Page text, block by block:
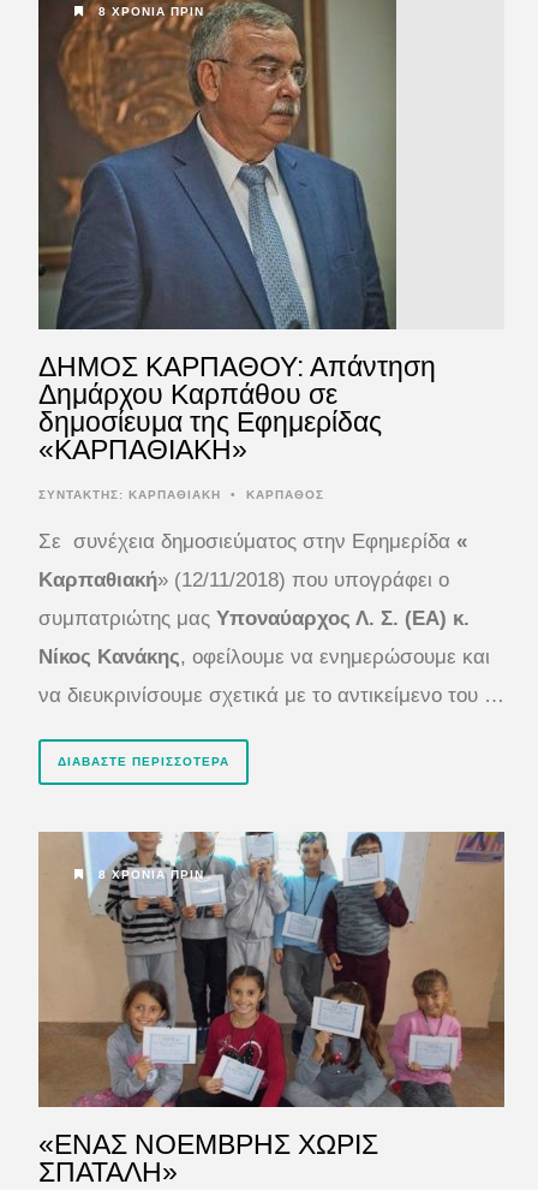
8 ΧΡΌΝΙΑ ΠΡΙΝ
ΔΗΜΟΣ ΚΑΡΠΑΘΟΥ: Απάντηση
Δημάρχου Καρπάθου σε
δημοσίευμα της Εφημερίδας
«ΚΑΡΠΑΘΙΑΚΗ»
ΣΥΝΤΆΚΤΗΣ: ΚΑΡΠΑΘΙΑΚΗ • ΚΑΡΠΑΘΟΣ
Σε συνέχεια δημοσιεύματος στην Εφημερίδα «
Καρπαθιακή» (12/11/2018) που υπογράφει ο
συμπατριώτης μας Υποναύαρχος Λ. Σ. (ΕΑ) κ.
Νίκος Κανάκης, οφείλουμε να ενημερώσουμε και
να διευκρινίσουμε σχετικά με το αντικείμενο του …
ΔΙΑΒΆΣΤΕ ΠΕΡΙΣΣΌΤΕΡΑ
8 ΧΡΌΝΙΑ ΠΡΙΝ
«ΕΝΑΣ ΝΟΕΜΒΡΗΣ ΧΩΡΙΣ
ΣΠΑΤΑΛΗ»